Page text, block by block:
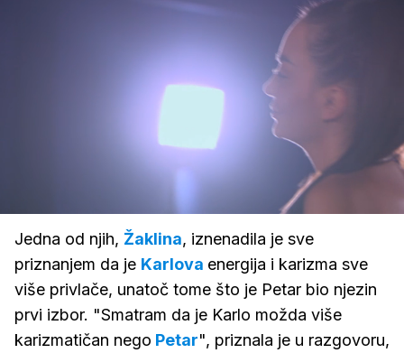
zvuk
Jedna od njih, Žaklina, iznenadila je sve
priznanjem da je Karlova energija i karizma sve
više privlače, unatoč tome što je Petar bio njezin
prvi izbor. "Smatram da je Karlo možda više
karizmatičan nego Petar", priznala je u razgovoru,